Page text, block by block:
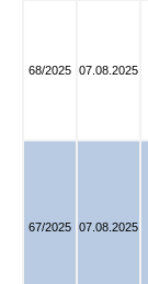
68/2025 07.08.2025
67/2025 07.08.2025